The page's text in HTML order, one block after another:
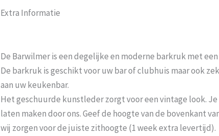
Extra Informatie
De Barwilmer is een degelijke en moderne barkruk met
De barkruk is geschikt voor uw bar of clubhuis maar ook
aan uw keukenbar.
Het geschuurde kunstleder zorgt voor een vintage look.
laten maken door ons. Geef de hoogte van de bovenkant
wij zorgen voor de juiste zithoogte (1 week extra levertijd).